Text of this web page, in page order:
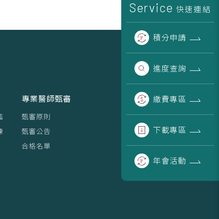
Service 快速連結
積分申請
進度查詢
繳費專區
下載專區
年會活動
專業醫師甄審
甄審原則
甄審公告
合格名單